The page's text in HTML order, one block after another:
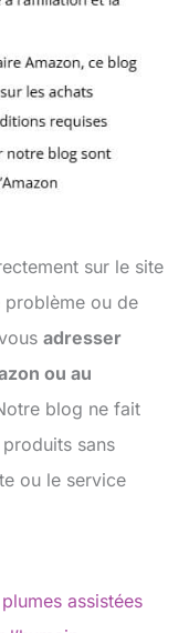
sur le site
problème ou de
adresser
ou au
blog ne fait
sans
ou le service
assistées